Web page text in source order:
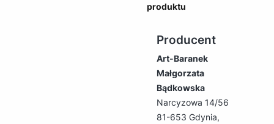
produktu
Producent
Art-Baranek
Małgorzata
Bądkowska
Narcyzowa 14/56
81-653 Gdynia,